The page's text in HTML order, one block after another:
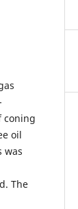
coning
oil
was
The